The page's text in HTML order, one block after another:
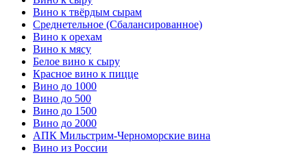
Вино к твёрдым сырам
Среднетельное (Сбалансированное)
Вино к орехам
Вино к мясу
Белое вино к сыру
Красное вино к пицце
Вино до 1000
Вино до 500
Вино до 1500
Вино до 2000
АПК Мильстрим-Черноморские вина
Вино из России